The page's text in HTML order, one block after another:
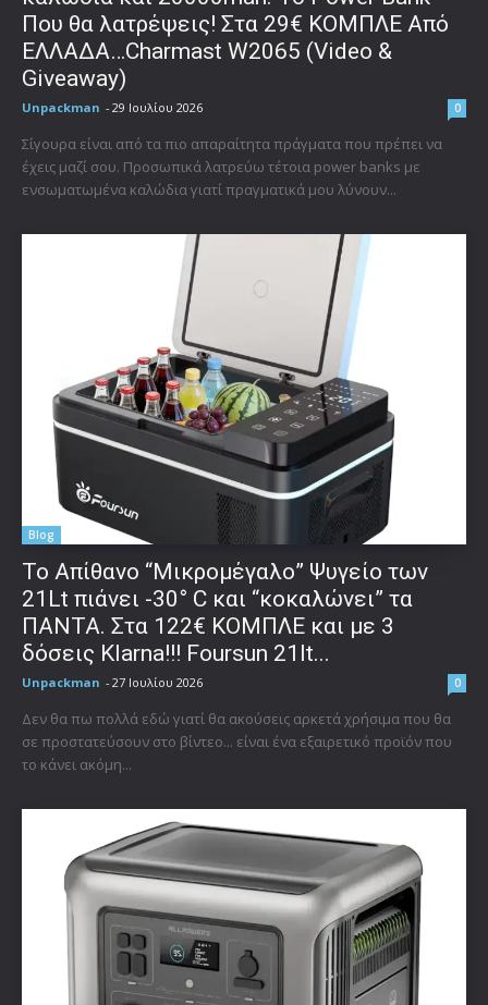
Που θα λατρέψεις! Στα 29€ ΚΟΜΠΛΕ Από
ΕΛΛΑΔΑ…Charmast W2065 (Video &
Giveaway)
Unpackman - 29 Ιουλίου 2026 0
Σίγουρα είναι από τα πιο απαραίτητα πράγματα που πρέπει να
έχεις μαζί σου. Προσωπικά λατρεύω τέτοια power banks με
ενσωματωμένα καλώδια γιατί πραγματικά μου λύνουν...
Blog
Το Απίθανο “Μικρομέγαλο” Ψυγείο των
21Lt πιάνει -30° C και “κοκαλώνει” τα
ΠΑΝΤΑ. Στα 122€ ΚΟΜΠΛΕ και με 3
δόσεις Klarna!!! Foursun 21lt...
Unpackman - 27 Ιουλίου 2026 0
Δεν θα πω πολλά εδώ γιατί θα ακούσεις αρκετά χρήσιμα που θα
σε προστατεύσουν στο βίντεο... είναι ένα εξαιρετικό προϊόν που
το κάνει ακόμη...